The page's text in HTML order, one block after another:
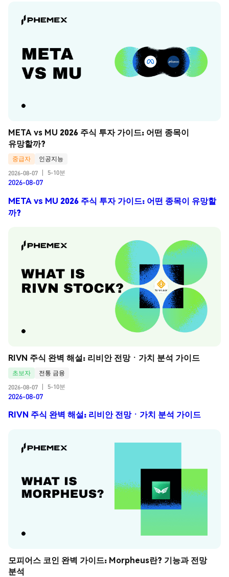
META vs MU 2026 주식 투자 가이드: 어떤 종목이
유망할까?
중급자
인공지능
2026-08-07
5-10분
2026-08-07
META vs MU 2026 주식 투자 가이드: 어떤 종목이 유망할
까?
RIVN 주식 완벽 해설: 리비안 전망ㆍ가치 분석 가이드
초보자
전통 금융
2026-08-07
5-10분
2026-08-07
RIVN 주식 완벽 해설: 리비안 전망ㆍ가치 분석 가이드
모피어스 코인 완벽 가이드: Morpheus란? 기능과 전망
분석